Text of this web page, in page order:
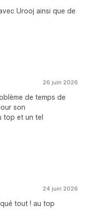
Urooj ainsi que de
26 juin 2026
de temps de
son
top et un tel
24 juin 2026
tout ! au top